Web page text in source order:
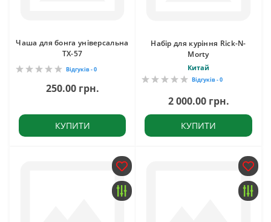
Чаша для бонга універсальна
TX-57
Відгуків - 0
250.00 грн.
КУПИТИ
Набір для куріння Rick-N-
Morty
Китай
Відгуків - 0
2 000.00 грн.
КУПИТИ